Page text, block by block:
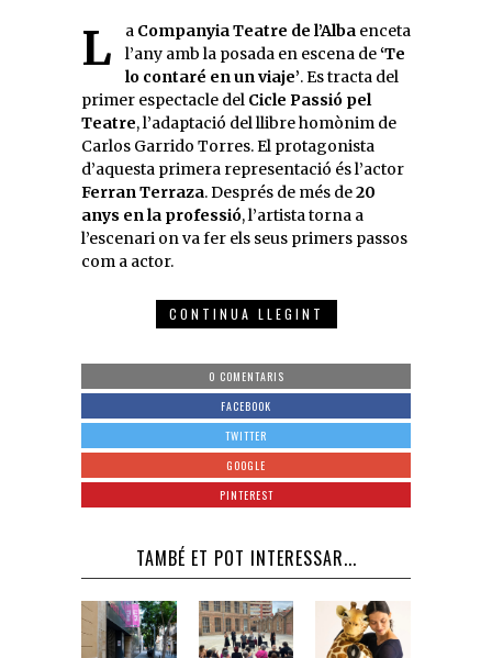
La Companyia Teatre de l’Alba enceta
l’any amb la posada en escena de‘Te
lo contaré en un viaje’. Es tracta del
primer espectacle del Cicle Passió pel
Teatre, l’adaptació del llibre homònim de
Carlos Garrido Torres. El protagonista
d’aquesta primera representació és l’actor
Ferran Terraza. Després de més de20
anys en la professió, l’artista torna a
l’escenari on va fer els seus primers passos
com a actor.
CONTINUA LLEGINT
0 COMENTARIS
FACEBOOK
TWITTER
GOOGLE
PINTEREST
TAMBÉ ET POT INTERESSAR...